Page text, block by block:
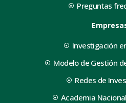
Preguntas
Investigación
Modelo de Gestión
Redes de
Academia